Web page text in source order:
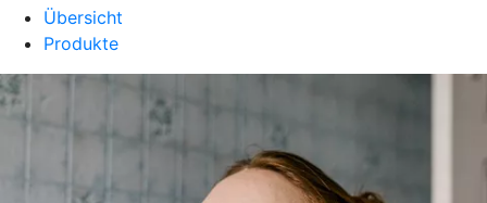
Übersicht
Produkte